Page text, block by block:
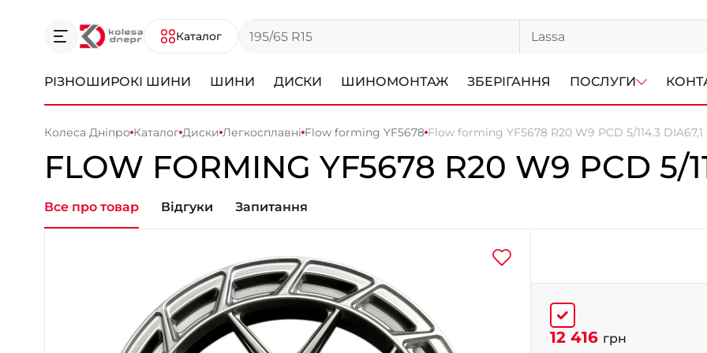
Каталог
РІЗНОШИРОКІ ШИНИ ШИНИ ДИСКИ ШИНОМОНТАЖ ЗБЕРІГАННЯ ПОСЛУГИ
Колеса Дніпро Каталог Диски Легкосплавні Flow forming YF5678 Flow forming YF5678 R20 W9 PCD 5/114.3 DIA67,1
FLOW FORMING YF5678 R20 W9 PCD 5/
Все про товар Відгуки Запитання
12 416 грн